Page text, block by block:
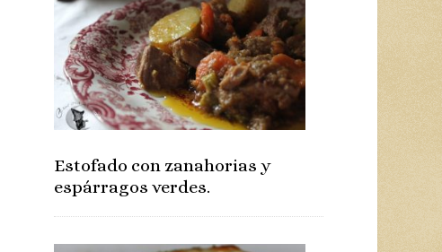
Estofado con zanahorias y
espárragos verdes.